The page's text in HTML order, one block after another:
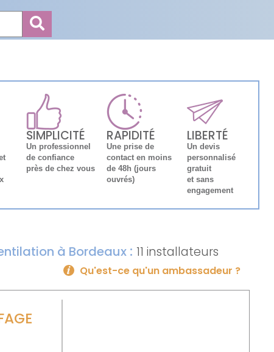
SIMPLICITÉ
Un professionnel
de confiance
près de chez vous
RAPIDITÉ
Une prise de
contact en moins
de 48h (jours
ouvrés)
LIBERTÉ
Un devis
personnalisé
gratuit
et sans
engagement
à Bordeaux : 11 installateurs
Qu'est-ce qu'un ambassadeur ?